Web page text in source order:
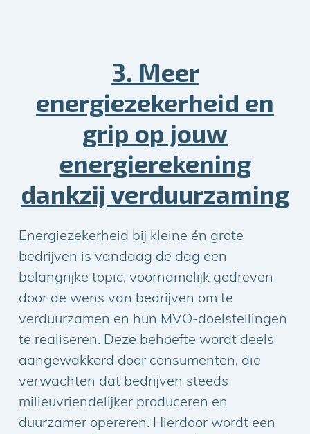
3. Meer
energiezekerheid en
grip op jouw
energierekening
dankzij verduurzaming
Energiezekerheid bij kleine én grote
bedrijven is vandaag de dag een
belangrijke topic, voornamelijk gedreven
door de wens van bedrijven om te
verduurzamen en hun MVO-doelstellingen
te realiseren. Deze behoefte wordt deels
aangewakkerd door consumenten, die
verwachten dat bedrijven steeds
milieuvriendelijker produceren en
duurzamer opereren. Hierdoor wordt een